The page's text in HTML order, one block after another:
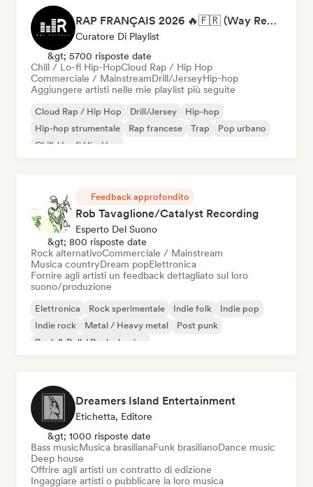
RAP FRANÇAIS 2026 🔥🇫🇷 (Way Records)
Curatore Di Playlist
&gt; 5700 risposte date
Chill / Lo-fi Hip-HopCloud Rap / Hip Hop
Commerciale / MainstreamDrill/JerseyHip-hop
Aggiungere artisti nelle mie playlist più seguite
Cloud Rap / Hip Hop Drill/Jersey
Hip-hop
Hip-hop strumentale
Rap francese Trap
Pop urbano
Chill / Lo-fi Hip-Hop
Feedback approfondito
Rob Tavaglione/Catalyst Recording
Esperto Del Suono
&gt; 800 risposte date
Rock alternativoCommerciale / Mainstream
Musica countryDream popElettronica
Fornire agli artisti un feedback dettagliato sul loro
suono/produzione
Elettronica Rock sperimentale Indie folk
Indie pop
Indie rock
Metal / Heavy metal
Post punk
Rock & Roll / Rock classico
Dreamers Island Entertainment
Etichetta, Editore
&gt; 1000 risposte date
Bass musicMusica brasilianaFunk brasilianoDance music
Deep house
Offrire agli artisti un contratto di edizione
Ingaggiare artisti o pubblicare la loro musica